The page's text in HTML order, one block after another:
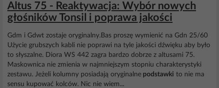
Altus 75 - Reaktywacja: Wybór nowych
głośników Tonsil i poprawa jakości
Gdm i Gdwt zostaje oryginalny.Bas proszę wymienić na Gdn 25/60
Użycie grubszych kabli nie poprawi na tyle jakości dźwięku aby było
to słyszalne. Diora WS 442 zagra bardzo dobrze z altusami 75.
Maskownica nie zmienia w najmniejszym stopniu charakterystyki
zestawu. Jeżeli kolumny posiadają oryginalne podstawki to nie ma
sensu kupować kolców. Nic nie wiem...